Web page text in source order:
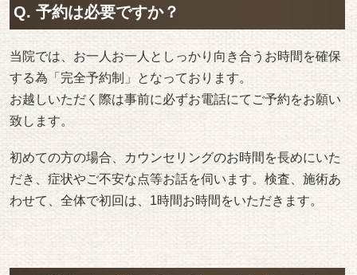
Q. 予約は必要ですか？
当院では、お一人お一人としっかり向き合うお時間を確保
する為「完全予約制」となっております。
お越しいただく際は事前に必ずお電話にてご予約をお願い
致します。
初めての方の場合、カウンセリングのお時間を長めにいた
だき、症状やご不安な点等お話を伺います。検査、施術あ
わせて、全体で初回は、1時間お時間をいただきます。